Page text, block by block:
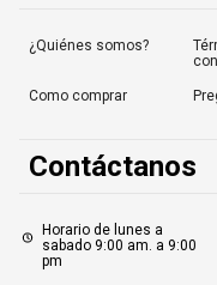
¿Quiénes somos?
Como comprar
Contáctanos
Horario de lunes a
sabado 9:00 am. a 9:00
pm